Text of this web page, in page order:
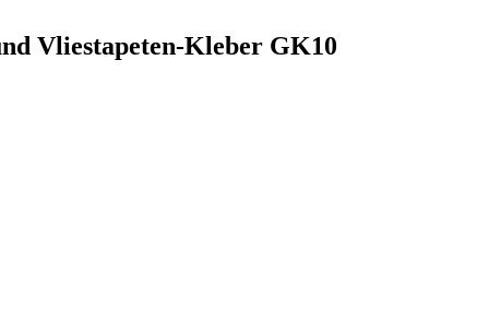
Vliestapeten-Kleber GK10